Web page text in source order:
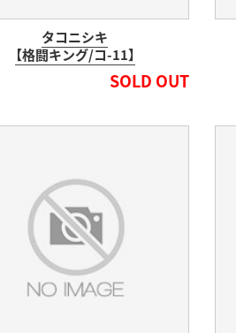
タコニシキ
【格闘キング/コ-11】
SOLD OUT